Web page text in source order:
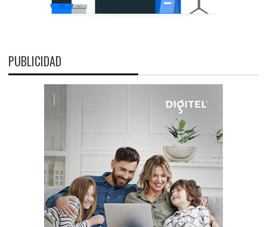
PUBLICIDAD